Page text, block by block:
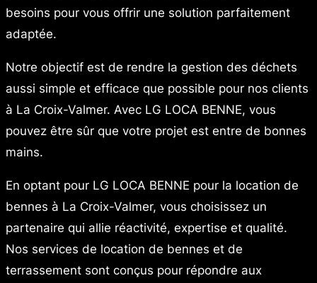
besoins pour vous offrir une solution parfaitement
adaptée.
Notre objectif est de rendre la gestion des déchets
aussi simple et efficace que possible pour nos clients
à La Croix-Valmer. Avec LG LOCA BENNE, vous
pouvez être sûr que votre projet est entre de bonnes
mains.
En optant pour LG LOCA BENNE pour la location de
bennes à La Croix-Valmer, vous choisissez un
partenaire qui allie réactivité, expertise et qualité.
Nos services de location de bennes et de
terrassement sont conçus pour répondre aux